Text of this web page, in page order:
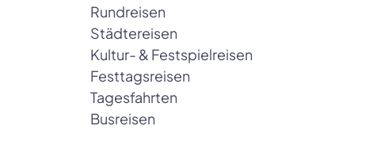
Rundreisen
Städtereisen
Kultur- & Festspielreisen
Festtagsreisen
Tagesfahrten
Busreisen